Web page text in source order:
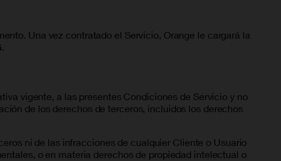
Una vez contratado el Servicio, Orange le cargará la
vigente, a las presentes Condiciones de Servicio y no
de los derechos de terceros, incluidos los derechos
ni de las infracciones de cualquier Cliente o Usuario
o en materia derechos de propiedad intelectual o